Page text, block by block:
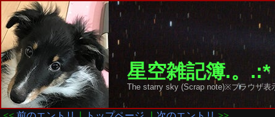
星空雑記簿.。
The starry sky (Scrap note)※ブラウザ